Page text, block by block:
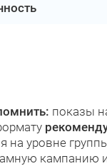
показы
на уровне
кампанию